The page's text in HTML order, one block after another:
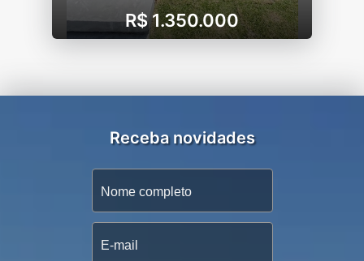
R$ 1.350.000
Receba novidades